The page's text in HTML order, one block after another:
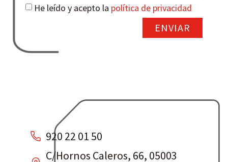
He leído y acepto la política de privacidad
ENVIAR
920 22 01 50
C/Hornos Caleros, 66, 05003